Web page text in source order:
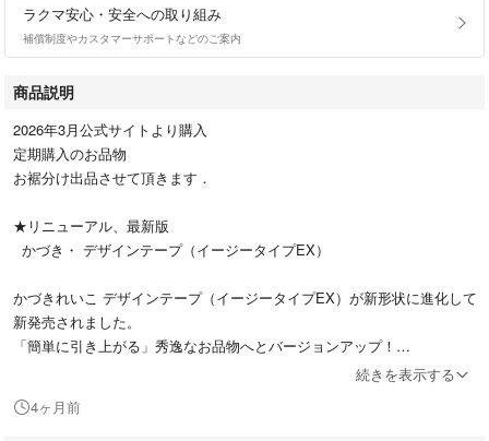
ラクマ安心・安全への取り組み
補償制度やカスタマーサポートなどのご案内
商品説明
2026年3月公式サイトより購入
定期購入のお品物
お裾分け出品させて頂きます．
★リニューアル、最新版
かづき・ デザインテープ（イージータイプEX）
かづきれいこ デザインテープ（イージータイプEX）が新形状に進化して
新発売されました。
「簡単に引き上がる」秀逸なお品物へとバージョンアップ！
★サイズ（22×45㎜）
続きを表示する
4ヶ月前